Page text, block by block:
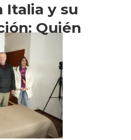
Italia y su
Quién